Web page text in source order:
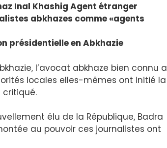
Inal Khashig Agent étranger
abkhazes comme «agents
présidentielle en Abkhazie
l’avocat abkhaze bien connu a
locales elles-mêmes ont initié la
critiqué.
élu de la République, Badra
au pouvoir ces journalistes ont